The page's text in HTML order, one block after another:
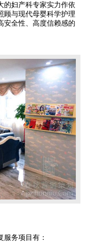
的妇产科专家实力作依
顾与现代母婴科学护理
安全性、高度信赖感的
务项目有：